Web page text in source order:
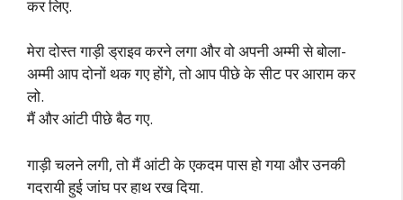
कर लिए.
मेरा दोस्त गाड़ी ड्राइव करने लगा और वो अपनी अम्मी से बोला-
अम्मी आप दोनों थक गए होंगे, तो आप पीछे के सीट पर आराम कर
लो.
मैं और आंटी पीछे बैठ गए.
गाड़ी चलने लगी, तो मैं आंटी के एकदम पास हो गया और उनकी
गदरायी हुई जांघ पर हाथ रख दिया.